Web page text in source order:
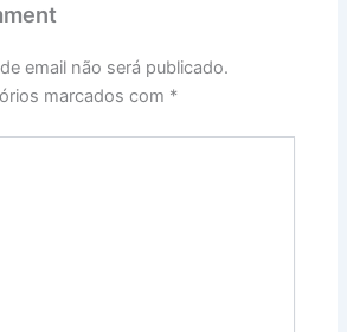
email não será publicado.
marcados com *